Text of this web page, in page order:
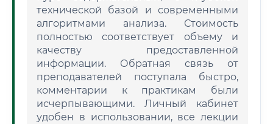
технической базой и современными
алгоритмами анализа. Стоимость
полностью соответствует объему и
качеству предоставленной
информации. Обратная связь от
преподавателей поступала быстро,
комментарии к практикам были
исчерпывающими. Личный кабинет
удобен в использовании, все лекции